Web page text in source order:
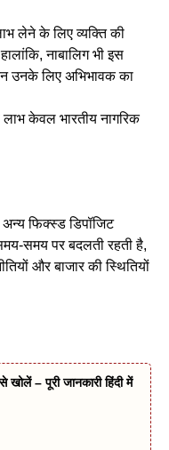
लेने के लिए व्यक्ति की
नाबालिग भी इस
उनके लिए अभिभावक का
केवल भारतीय नागरिक
फिक्स्ड डिपॉजिट
समय पर बदलती रहती है,
और बाजार की स्थितियों
– पूरी जानकारी हिंदी में